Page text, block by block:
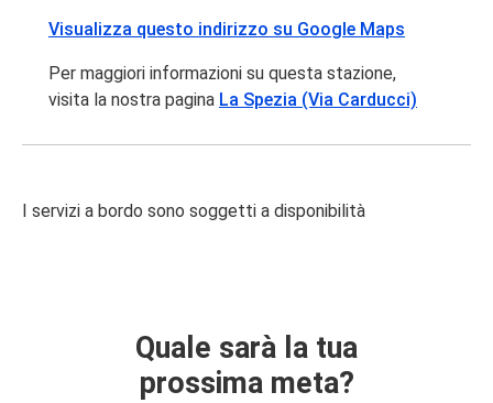
Visualizza questo indirizzo su Google Maps
Per maggiori informazioni su questa stazione,
visita la nostra pagina La Spezia (Via Carducci)
I servizi a bordo sono soggetti a disponibilità
Quale sarà la tua
prossima meta?